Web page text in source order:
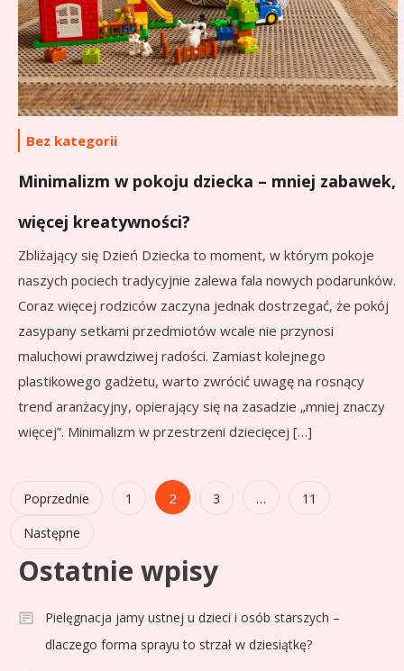
Bez kategorii
Minimalizm w pokoju dziecka – mniej zabawek,
więcej kreatywności?
Zbliżający się Dzień Dziecka to moment, w którym pokoje
naszych pociech tradycyjnie zalewa fala nowych podarunków.
Coraz więcej rodziców zaczyna jednak dostrzegać, że pokój
zasypany setkami przedmiotów wcale nie przynosi
maluchowi prawdziwej radości. Zamiast kolejnego
plastikowego gadżetu, warto zwrócić uwagę na rosnący
trend aranżacyjny, opierający się na zasadzie „mniej znaczy
więcej”. Minimalizm w przestrzeni dziecięcej […]
Stronicowanie
wpisów
Poprzednie 1 2 3 …
11
Następne
Ostatnie wpisy
Pielęgnacja jamy ustnej u dzieci i osób starszych –
dlaczego forma sprayu to strzał w dziesiątkę?